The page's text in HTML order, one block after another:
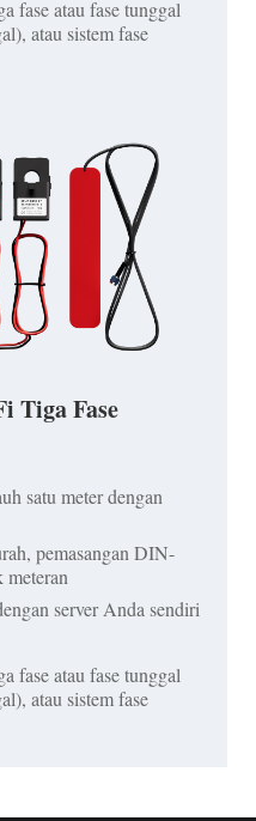
fase atau fase tunggal
atau sistem fase
Tiga Fase
satu meter dengan
pemasangan DIN-
meteran
server Anda sendiri
fase atau fase tunggal
atau sistem fase